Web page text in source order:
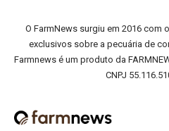
O FarmNews surgiu em 2016
exclusivos sobre a pecuária de
Farmnews é um produto da
CNPJ